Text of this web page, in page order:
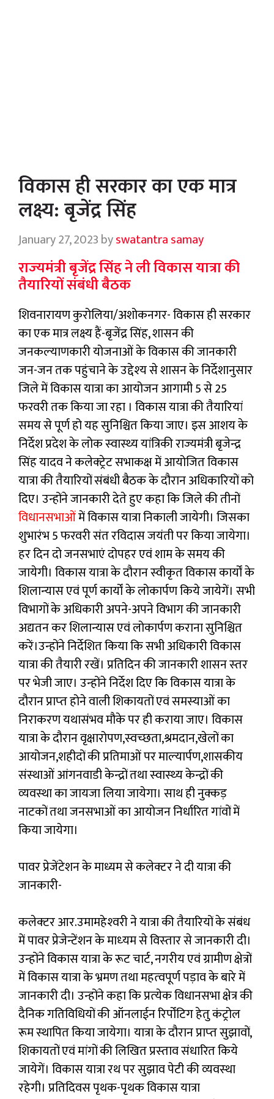
विकास ही सरकार का एक मात्र
लक्ष्य: बृजेंद्र सिंह
January 27, 2023byswatantra samay
राज्‍यमंत्री बृजेंद्र सिंह ने ली विकास यात्रा की
तैयारियों संबंधी बैठक
शिवनारायण कुरोलिया/अशोकनगर- विकास ही सरकार
का एक मात्र लक्ष्‍य हैं-बृजेंद्र सिंह, शासन की
जनकल्‍याणकारी योजनाओं के विकास की जानकारी
जन-जन तक पहुंचाने के उद्देश्‍य से शासन के निर्देशानुसार
जिले में विकास यात्रा का आयोजन आगामी 5 से 25
फरवरी तक किया जा रहा । विकास यात्रा की तैयारियां
समय से पूर्ण हो यह सुनिश्चित किया जाए। इस आशय के
निर्देश प्रदेश के लोक स्‍वास्‍थ्‍य यांत्रिकी राज्‍यमंत्री बृजेन्‍द्र
सिंह यादव ने कलेक्‍ट्रेट सभाकक्ष में आयोजित विकास
यात्रा की तैयारियों संबंधी बैठक के दौरान अधिकारियों को
दिए। उन्होंने जानकारी देते हुए कहा कि जिले की तीनों
विधानसभाओंमें विकास यात्रा निकाली जायेगी। जिसका
शुभारंभ 5 फरवरी संत रविदास जयंती पर किया जायेगा।
हर दिन दो जनसभाएं दोपहर एवं शाम के समय की
जायेगी। विकास यात्रा के दौरान स्‍वीकृत विकास कार्यों के
शिलान्‍यास एवं पूर्ण कार्यों के लोकार्पण किये जायेगें। सभी
विभागों के अधिकारी अपने-अपने विभाग की जानकारी
अद्यतन कर शिलान्‍यास एवं लोकार्पण कराना सुनिश्चित
करें।उन्‍होंने निर्देशित किया कि सभी अधिकारी‍ विकास
यात्रा की तैयारी रखें। प्रतिदिन की जानकारी शासन स्‍तर
पर भेजी जाए। उन्‍होंने निर्देश दिए कि विकास यात्रा के
दौरान प्राप्‍त होने वाली शिकायतों एवं समस्‍याओं का
निराकरण यथासंभव मौके पर ही कराया जाए। विकास
यात्रा के दौरान वृक्षारोपण,स्‍वच्‍छता,श्रमदान,खेलों का
आयोजन,शहीदों की प्रतिमाओं पर माल्‍यार्पण,शासकीय
संस्‍थाओं आंगनवाडी केन्‍द्रों तथा स्‍वास्‍थ्‍य केन्‍द्रों की
व्‍यवस्‍था का जायजा लिया जायेगा। साथ ही नुक्‍कड़
नाटकों तथा जनसभाओं का आयोजन निर्धारित गांवों में
किया जायेगा।
पावर प्रेजेंटेशन के माध्यम से कलेक्टर ने दी यात्रा की
जानकारी-
कलेक्‍टर आर.उमामहेश्‍वरी ने यात्रा की तैयारियों के संबंध
में पावर प्रेजेन्‍टेंशन के माध्‍यम से विस्‍तार से जानकारी दी।
उन्‍होंने विकास यात्रा के रूट चार्ट, नगरीय एवं ग्रामीण क्षेत्रों
में विकास यात्रा के भ्रमण तथा महत्‍वपूर्ण पड़ाव के बारे में
जानकारी दी। उन्‍होंने कहा कि प्रत्‍येक विधानसभा क्षेत्र की
दैनिक गतिविधियों की ऑनलाईन रिर्पोंटिग हेतु कंट्रोल
रूम स्‍थापित किया जायेगा। यात्रा के दौरान प्राप्‍त सुझावों,
शिकायतों एवं मांगों की लिखित प्रस्‍ताव संधारित किये
जायेगें। विकास यात्रा रथ पर सुझाव पेटी की व्‍यवस्‍था
रहेगी। प्रतिदिवस पृथक-पृथक विकास यात्रा